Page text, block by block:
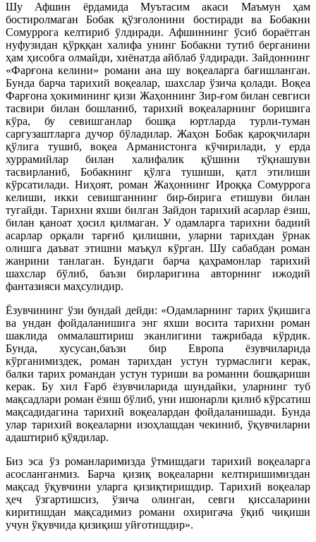
Шу Афшин ёрдамида Муътасим акаси Маъмун ҳам
бостиролмаган Бобак қўзғолонини бостиради ва Бобакни
Сомуррога келтириб ўлдиради. Афшиннинг ўсиб бораётган
нуфузидан қўрққан халифа унинг Бобакни тутиб берганини
ҳам ҳисобга олмайди, хиёнатда айблаб ўлдиради. Зайдоннинг
«Фарғона келини» романи ана шу воқеаларга бағишланган.
Бунда барча тарихий воқеалар, шахслар ўзича қолади. Воқеа
Фарғона ҳокимининг қизи Жаҳоннинг Зир-ғом билан севгиси
тасвири билан бошланиб, тарихий воқеаларнинг боришига
кўра, бу севишганлар бошқа юртларда турли-туман
саргузаштларга дучор бўладилар. Жаҳон Бобак қароқчилари
қўлига тушиб, воқеа Арманистонга кўчирилади, у ерда
хуррамийлар билан халифалик қўшини тўқнашуви
тасвирланиб, Бобакнинг қўлга тушиши, қатл этилиши
кўрсатилади. Ниҳоят, роман Жаҳоннинг Ироққа Сомуррога
келиши, икки севишганнинг бир-бирига етишуви билан
тугайди. Тарихни яхши билган Зайдон тарихий асарлар ёзиш,
билан қаноат ҳосил қилмаган. У одамларга тарихни бадиий
асарлар орқали тарғиб қилишни, уларни тарихдан ўрнак
олишга даъват этишни маъқул кўрган. Шу сабабдан роман
жанрини танлаган. Бундаги барча қаҳрамонлар тарихий
шахслар бўлиб, баъзи бирларигина авторнинг ижодий
фантазияси маҳсулидир.
Ёзувчининг ўзи бундай дейди: «Одамларнинг тарих ўқишига
ва ундан фойдаланишига энг яхши восита тарихни роман
шаклида оммалаштириш эканлигини тажрибада кўрдик.
Бунда, хусусан,баъзи бир Европа ёзувчиларида
кўрганимиздек, роман тарихдан устун турмаслиги керак,
балки тарих романдан устун туриши ва романни бошқариши
керак. Бу хил Ғарб ёзувчиларида шундайки, уларнинг туб
мақсадлари роман ёзиш бўлиб, уни ишонарли қилиб кўрсатиш
мақсадидагина тарихий воқеалардан фойдаланишади. Бунда
улар тарихий воқеаларни изоҳлашдан чекиниб, ўқувчиларни
адаштириб қўядилар.
Биз эса ўз романларимизда ўтмишдаги тарихий воқеаларга
асосланганмиз. Барча қизиқ воқеаларни келтиришимиздан
мақсад ўқувчини уларга қизиқтиришдир. Тарихий воқеалар
ҳеч ўзгартишсиз, ўзича олинган, севги қиссаларини
киритишдан мақсадимиз романи охиригача ўқиб чиқиши
учун ўқувчида қизиқиш уйғотишдир».